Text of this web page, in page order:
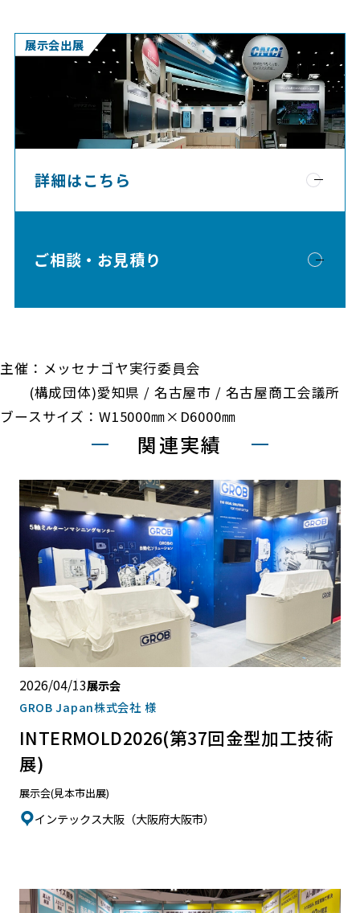
展示会出展
詳細はこちら
ご相談・お見積り
主催：メッセナゴヤ実行委員会
(構成団体)愛知県 / 名古屋市 / 名古屋商工会議所
ブースサイズ：W15000㎜×D6000㎜
関連実績
2026/04/13展示会
GROB Japan株式会社 様
INTERMOLD2026(第37回金型加工技術
展)
展示会(見本市出展)
インテックス大阪（大阪府大阪市）